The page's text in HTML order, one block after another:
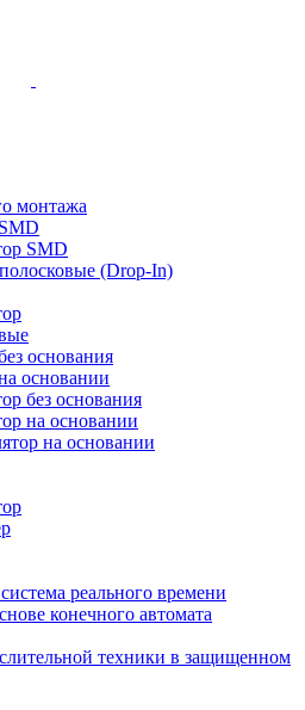
монтажа
SMD
(Drop-In)
основания
основании
без основания
на основании
на основании
реального времени
конечного автомата
техники в защищенном